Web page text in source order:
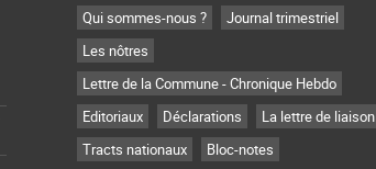
Qui sommes-nous ?
Journal trimestriel
Les nôtres
Lettre de la Commune - Chronique Hebdo
Editoriaux
Déclarations
La lettre de liaison
Tracts nationaux
Bloc-notes